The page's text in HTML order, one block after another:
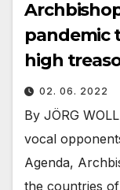
pandemic
high
02. 06. 2022
By JÖRG
vocal
Agenda,
the countries